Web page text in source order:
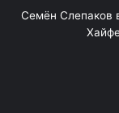
Семён Слепаков